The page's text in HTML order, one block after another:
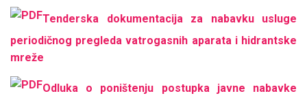
Tenderska dokumentacija za nabavku usluge
periodičnog pregleda vatrogasnih aparata i hidrantske
mreže
Odluka o poništenju postupka javne nabavke